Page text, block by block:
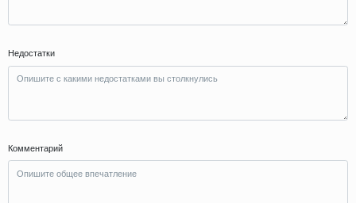
Недостатки
Комментарий